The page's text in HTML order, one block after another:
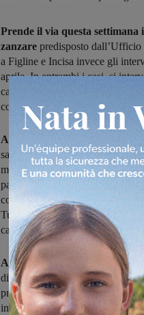
Prende il via questa
zanzare predisposto
a Figline e Incisa invece gli
aprile. In entrambi i casi, si
caratterizzate dalla presenza
comunali.
A Montevarchi si parte con gli
saranno collocate nei tombini
mesi, da aprile a ottobre
partiranno anche gli interventi
con l'ausilio di due atomizzatori
Tutti gli interventi saranno
capoluogo e nelle frazioni di
A Figline e Incisa partirà a
disinfestazione primaverile e
proliferazione degli insetti
interventi riguarderanno tutte le